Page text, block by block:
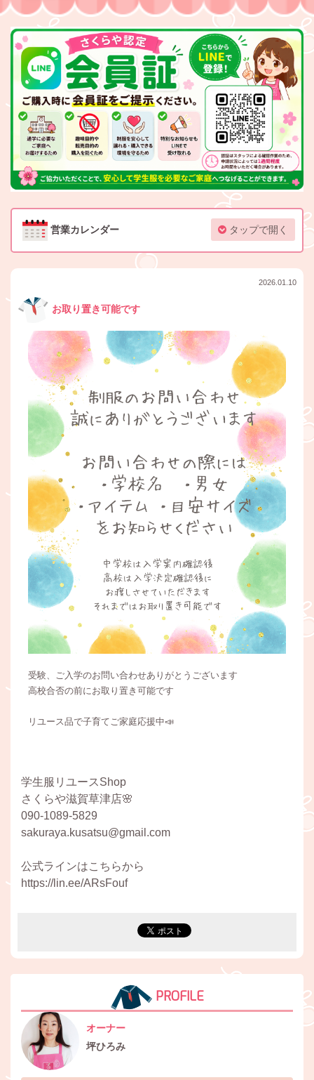
営業カレンダー タップで開く
2026.01.10
お取り置き可能です
受験、ご入学のお問い合わせありがとうございます
高校合否の前にお取り置き可能です
リユース品で子育てご家庭応援中📣
学生服リユースShop
さくらや滋賀草津店🌸
090-1089-5829
sakuraya.kusatsu@gmail.com
公式ラインはこちらから
https://lin.ee/ARsFouf
PROFILE
オーナー
坪ひろみ